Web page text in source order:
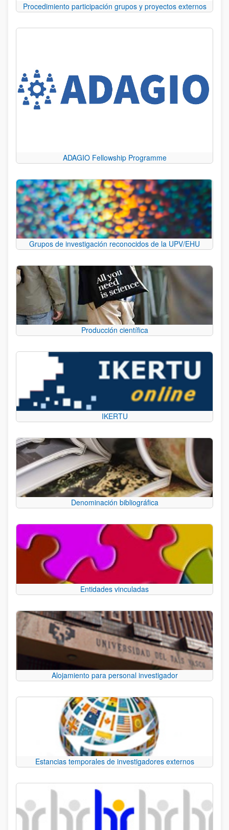
Procedimiento participación grupos y proyectos externos
ADAGIO Fellowship Programme
Grupos de investigación reconocidos de la UPV/EHU
Producción científica
IKERTU
Denominación bibliográfica
Entidades vinculadas
Alojamiento para personal investigador
Estancias temporales de investigadores externos